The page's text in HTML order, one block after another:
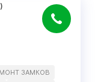
ЗАМКОВ